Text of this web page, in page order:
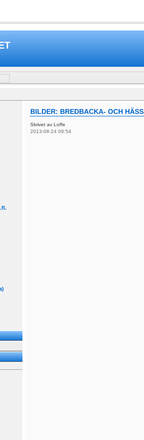
BILDER: BREDBACKA- OCH
Skrivet av Loffe
2013-08-24 09:54